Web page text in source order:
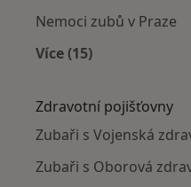
Nemoci zubů v Praze
Více (15)
Zdravotní pojišťovny
Zubaři s Vojenská
Zubaři s Oborová